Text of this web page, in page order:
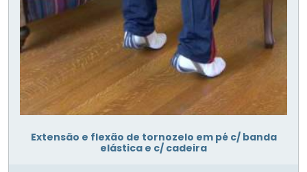
Extensão e flexão de tornozelo em pé c/ banda
elástica e c/ cadeira